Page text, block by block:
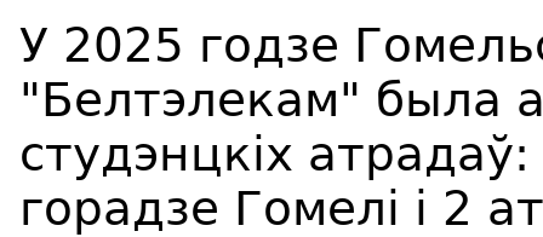
У 2025 годзе
"Белтэлекам" была
студэнцкіх
горадзе Гомелі і 2